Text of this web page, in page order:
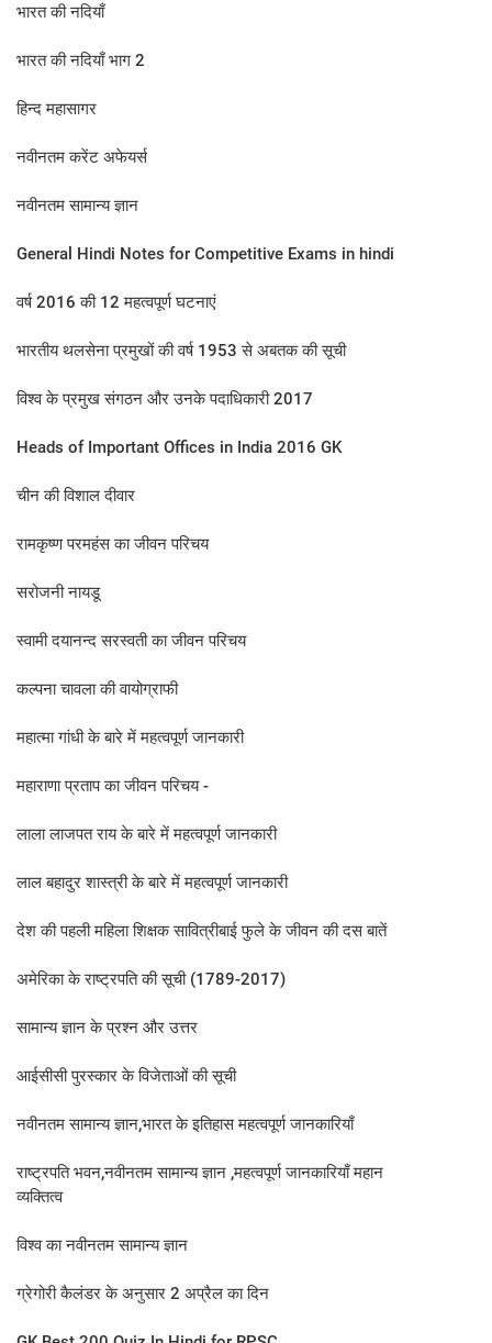
भारत की नदियाँ
भारत की नदियाँ भाग 2
हिन्द महासागर
नवीनतम करेंट अफेयर्स
नवीनतम सामान्य ज्ञान
General Hindi Notes for Competitive Exams in hindi
वर्ष 2016 की 12 महत्‍वपूर्ण घटनाएं
भारतीय थलसेना प्रमुखों की वर्ष 1953 से अबतक की सूची
विश्व के प्रमुख संगठन और उनके पदाधिकारी 2017
Heads of Important Offices in India 2016 GK
चीन की विशाल दीवार
रामकृष्ण परमहंस का जीवन परिचय
सरोजनी नायडू
स्‍वामी दयानन्‍द सरस्‍वती का जीवन परिचय
कल्‍पना चावला की वायोग्राफी
महात्मा गांधी के बारे में महत्वपूर्ण जानकारी
महाराणा प्रताप का जीवन प‍रिचय -
लाला लाजपत राय के बारे में महत्‍वपूर्ण जानकारी
लाल बहादुर शास्‍त्री के बारे में महत्‍वपूर्ण जानकारी
देश की पहली महिला शिक्षक सावित्रीबाई फुले के जीवन की दस बातें
अमेरिका के राष्ट्रपति की सूची (1789-2017)
सामान्य ज्ञान के प्रश्न और उत्तर
आईसीसी पुरस्कार के विजेताओं की सूची
नवीनतम सामान्य ज्ञान,भारत के इतिहास महत्वपूर्ण जानकारियाँ
राष्ट्रपति भवन,नवीनतम सामान्य ज्ञान ,महत्वपूर्ण जानकारियाँ महान
व्यक्तित्व
विश्व का नवीनतम सामान्य ज्ञान
ग्रेगोरी कैलंडर के अनुसार 2 अप्रैल का दिन​